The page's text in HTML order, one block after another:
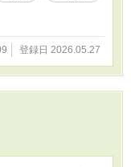
登録日 2026.05.27